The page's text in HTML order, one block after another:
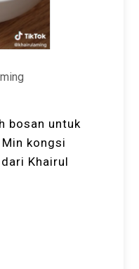
bosan untuk
kongsi
Khairul